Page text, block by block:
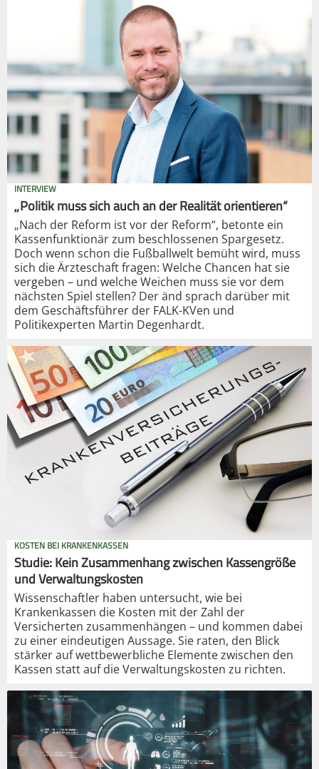
INTERVIEW
„Politik muss sich auch an der Realität orientieren“
„Nach der Reform ist vor der Reform“, betonte ein
Kassenfunktionär zum beschlossenen Spargesetz.
Doch wenn schon die Fußballwelt bemüht wird, muss
sich die Ärzteschaft fragen: Welche Chancen hat sie
vergeben – und welche Weichen muss sie vor dem
nächsten Spiel stellen? Der änd sprach darüber mit
dem Geschäftsführer der FALK-KVen und
Politikexperten Martin Degenhardt.
KOSTEN BEI KRANKENKASSEN
Studie: Kein Zusammenhang zwischen Kassengröße
und Verwaltungskosten
Wissenschaftler haben untersucht, wie bei
Krankenkassen die Kosten mit der Zahl der
Versicherten zusammenhängen – und kommen dabei
zu einer eindeutigen Aussage. Sie raten, den Blick
stärker auf wettbewerbliche Elemente zwischen den
Kassen statt auf die Verwaltungskosten zu richten.